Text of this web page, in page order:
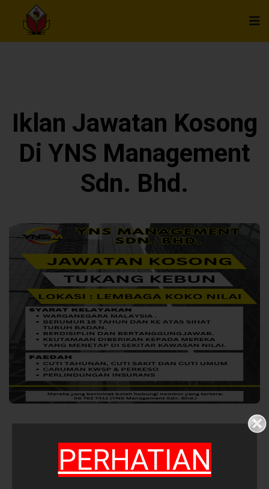
Iklan Jawatan Kosong
Di YNS Management
Sdn. Bhd.
PERHATIAN